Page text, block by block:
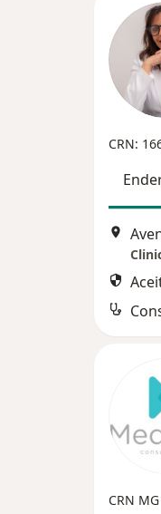
CRN:
CRN